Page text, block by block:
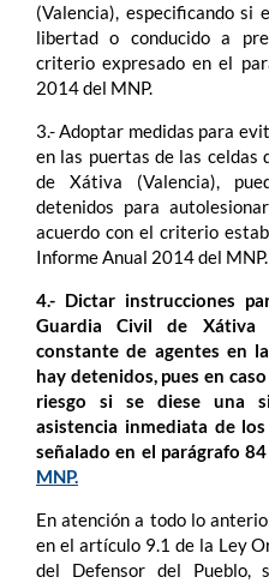
(Valencia), especificando si
libertad o conducido a
criterio expresado en el
2014 del MNP.
3.- Adoptar medidas para
en las puertas de las celdas
de Xátiva (Valencia),
detenidos para
acuerdo con el criterio
Informe Anual 2014 del MNP.
4.- Dictar instrucciones
Guardia Civil de Xátiva
constante de agentes en
hay detenidos, pues en
riesgo si se diese una
asistencia inmediata de
señalado en el parágrafo
MNP.
En atención a todo lo
en el artículo 9.1 de la Ley
del Defensor del Pueblo,